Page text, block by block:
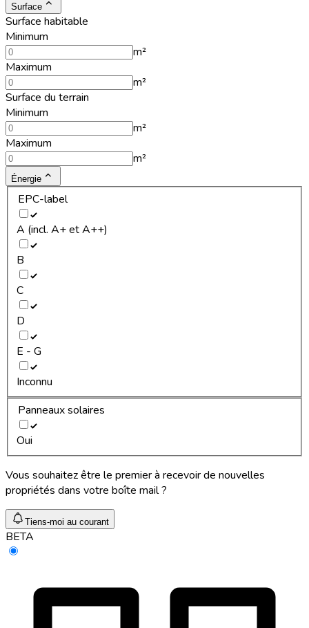
Surface
Surface habitable
Minimum
m²
Maximum
m²
Surface du terrain
Minimum
m²
Maximum
m²
Énergie
EPC-label
A (incl. A+ et A++)
B
C
D
E - G
Inconnu
Panneaux solaires
Oui
Vous souhaitez être le premier à recevoir de nouvelles
propriétés dans votre boîte mail ?
Tiens-moi au courant
BETA